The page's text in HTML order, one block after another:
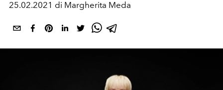
25.02.2021 di Margherita Meda